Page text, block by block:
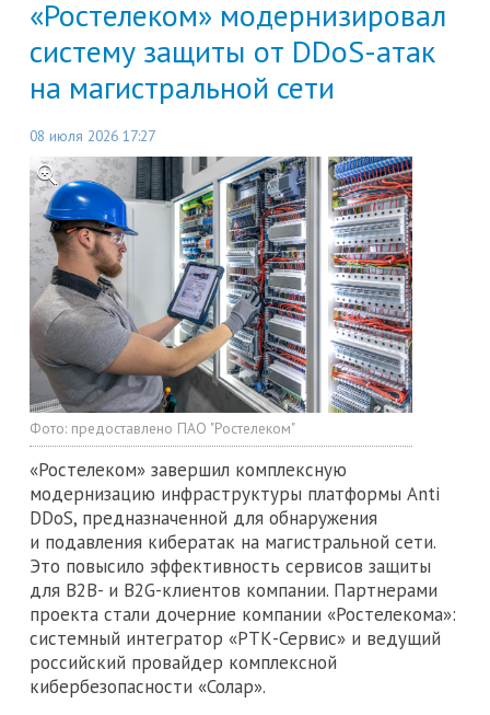
«Ростелеком» модернизировал
систему защиты от DDoS-атак
на магистральной сети
08 июля 2026 17:27
Фото: предоставлено ПАО "Ростелеком"
«Ростелеком» завершил комплексную
модернизацию инфраструктуры платформы Anti
DDoS, предназначенной для обнаружения
и подавления кибератак на магистральной сети.
Это повысило эффективность сервисов защиты
для B2B- и B2G-клиентов компании. Партнерами
проекта стали дочерние компании «Ростелекома»:
системный интегратор «РТК-Сервис» и ведущий
российский провайдер комплексной
кибербезопасности «Солар».